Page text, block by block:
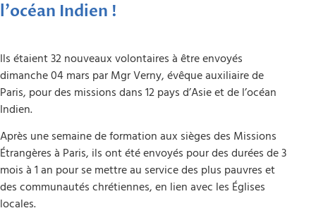
l'océan Indien !
Ils étaient 32 nouveaux volontaires à être envoyés
dimanche 04 mars par Mgr Verny, évêque auxiliaire de
Paris, pour des missions dans 12 pays d’Asie et de l’océan
Indien.
Après une semaine de formation aux sièges des Missions
Étrangères à Paris, ils ont été envoyés pour des durées de 3
mois à 1 an pour se mettre au service des plus pauvres et
des communautés chrétiennes, en lien avec les Églises
locales.